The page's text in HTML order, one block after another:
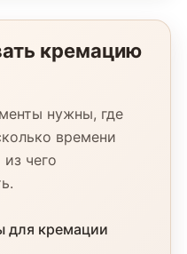
кремацию
нужны, где
времени
чего
для кремации